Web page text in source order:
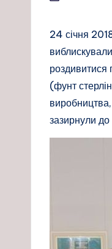
24 січня
роздивитися
(фунт
зазирнули